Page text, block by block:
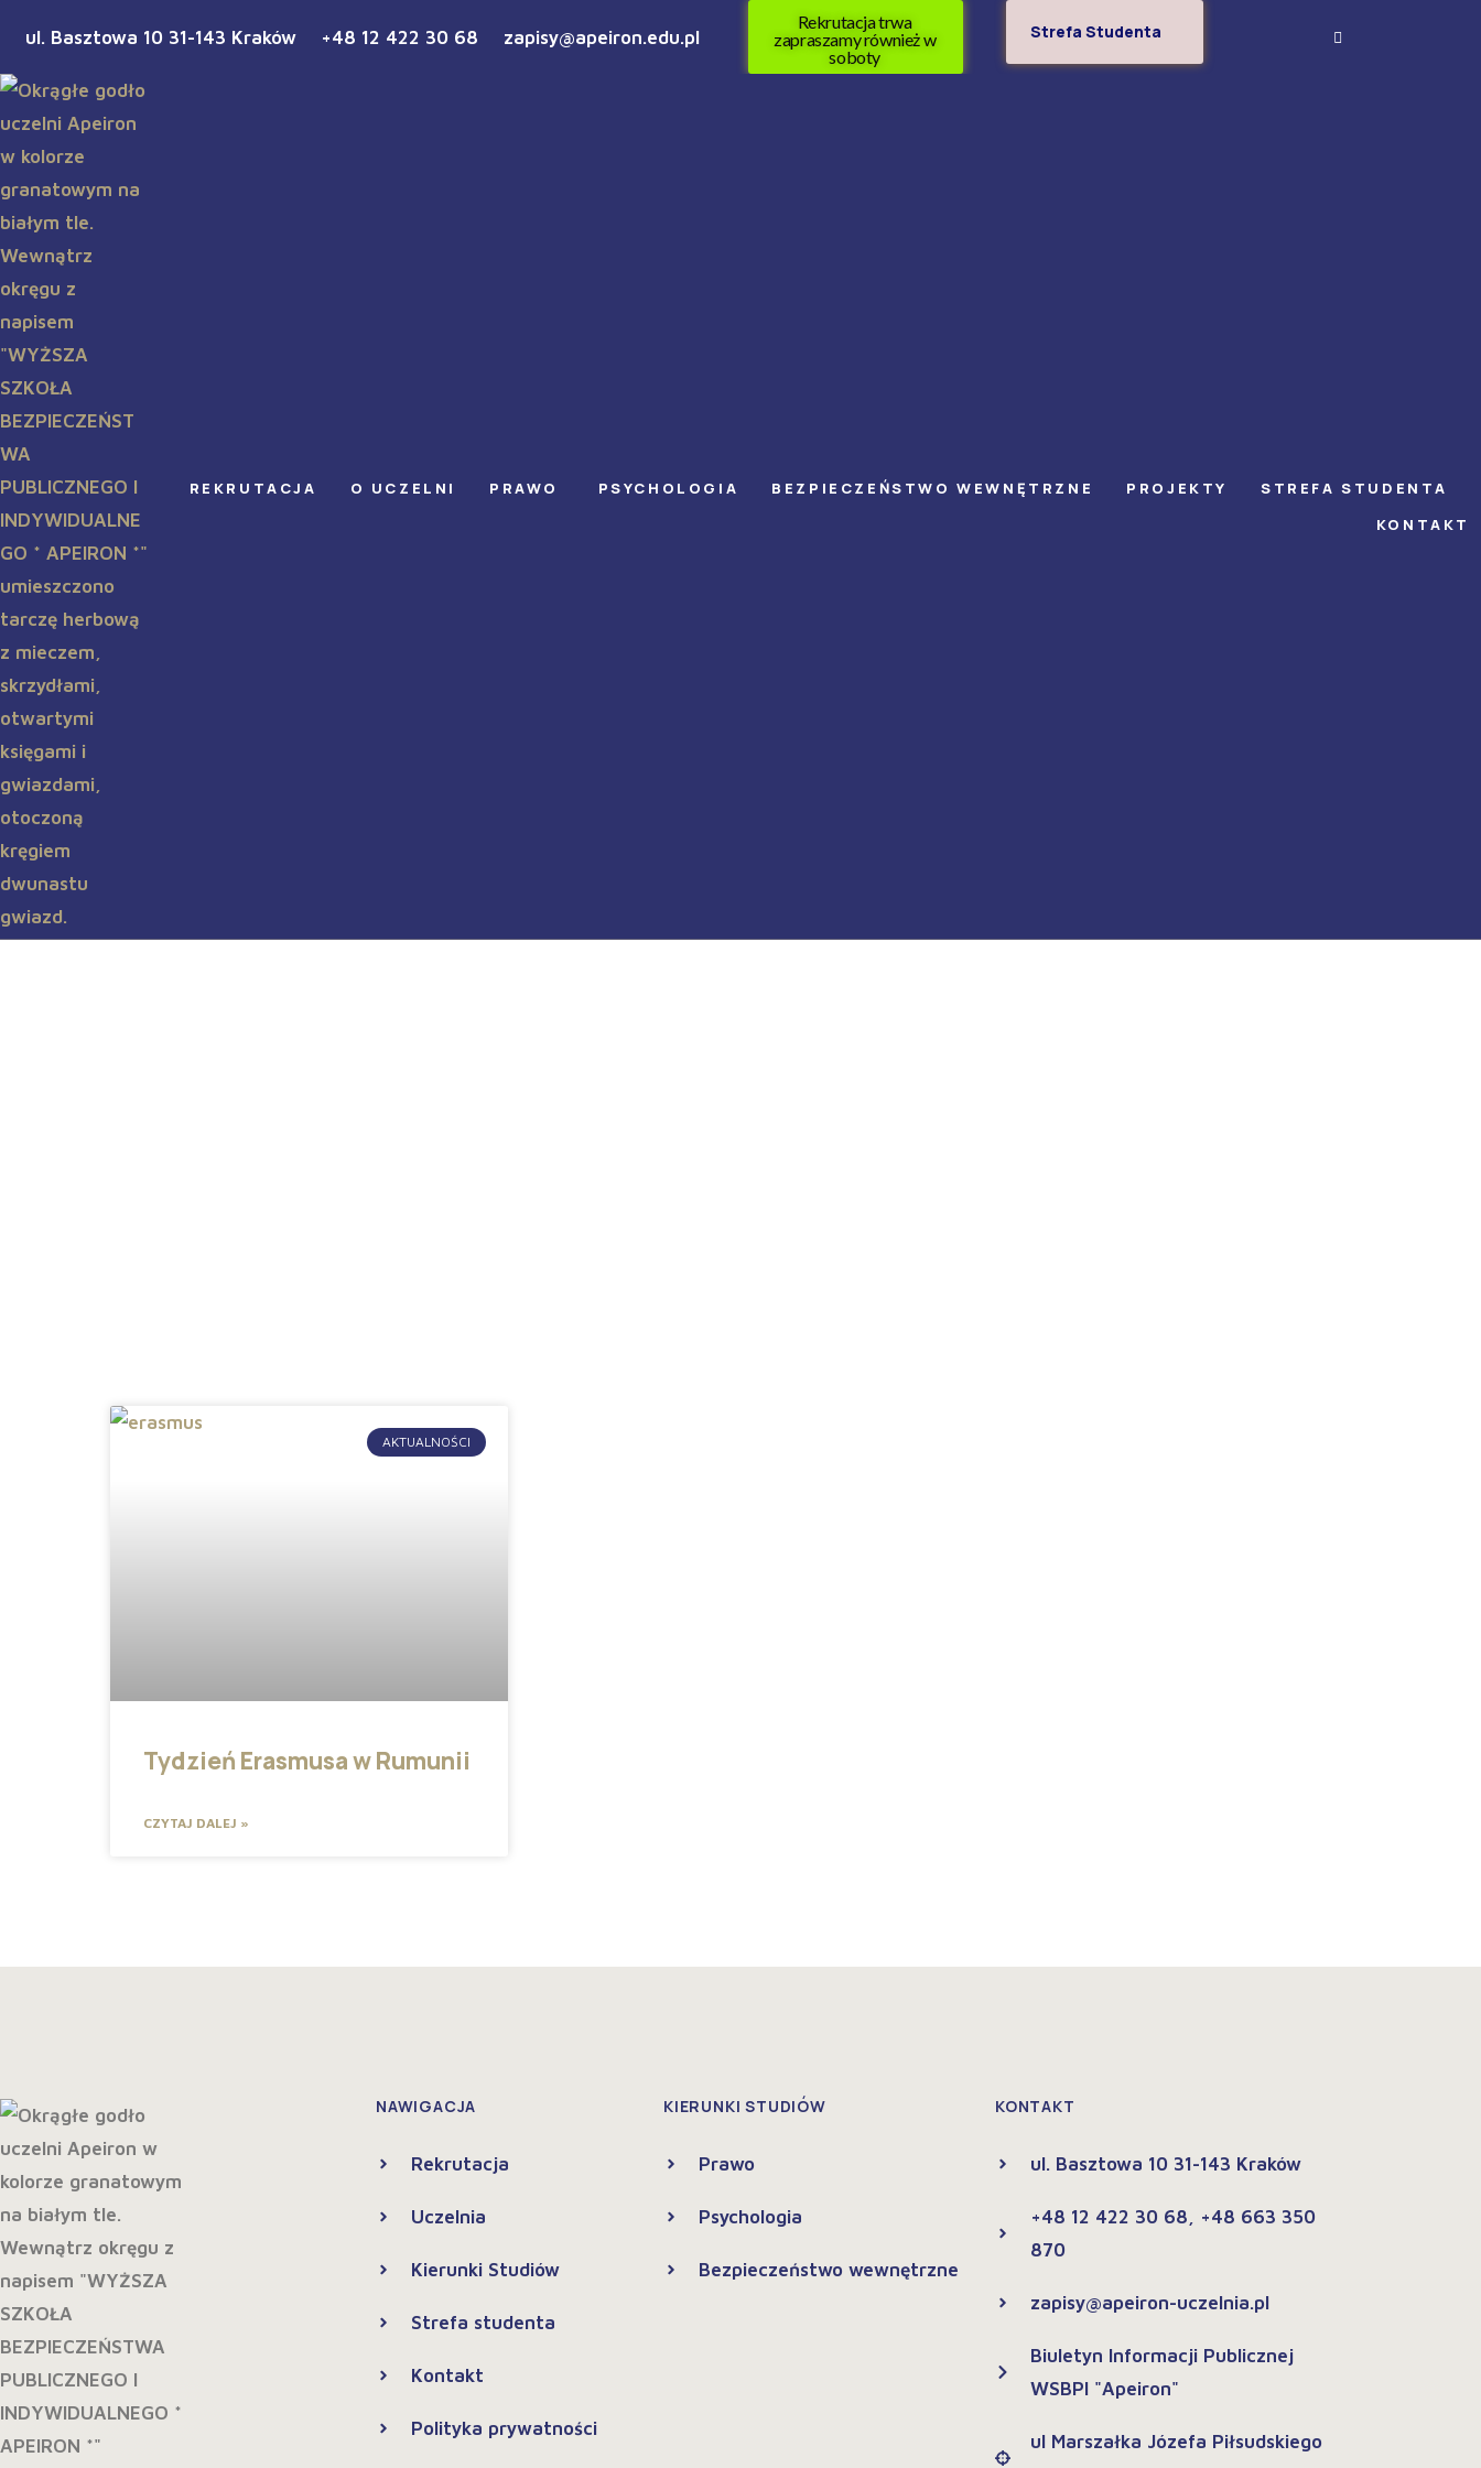
ul. Basztowa 10 31-143 Kraków +48 12 422 30 68 zapisy@apeiron.edu.pl
Rekrutacja trwa
zapraszamy również w
soboty
Strefa Studenta
REKRUTACJA O UCZELNI PRAWO PSYCHOLOGIA BEZPIECZEŃSTWO WEWNĘTRZNE PROJEKTY
STREFA STUDENTA
KONTAKT
AKTUALNOŚCI
Tydzień Erasmusa w Rumunii
CZYTAJ DALEJ »
NAWIGACJA
Rekrutacja
Uczelnia
Kierunki Studiów
Strefa studenta
Kontakt
Polityka prywatności
KIERUNKI STUDIÓW
Prawo
Psychologia
Bezpieczeństwo wewnętrzne
KONTAKT
ul. Basztowa 10 31-143 Kraków
+48 12 422 30 68, +48 663 350
870
zapisy@apeiron-uczelnia.pl
Biuletyn Informacji Publicznej
WSBPI "Apeiron"
ul Marszałka Józefa Piłsudskiego